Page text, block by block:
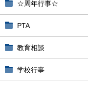
☆周年行事☆
PTA
教育相談
学校行事